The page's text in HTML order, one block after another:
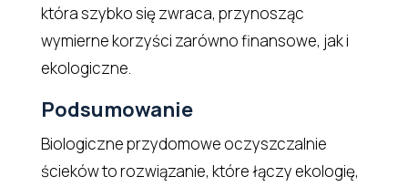
która szybko się zwraca, przynosząc
wymierne korzyści zarówno finansowe, jak i
ekologiczne.
Podsumowanie
Biologiczne przydomowe oczyszczalnie
ścieków to rozwiązanie, które łączy ekologię,